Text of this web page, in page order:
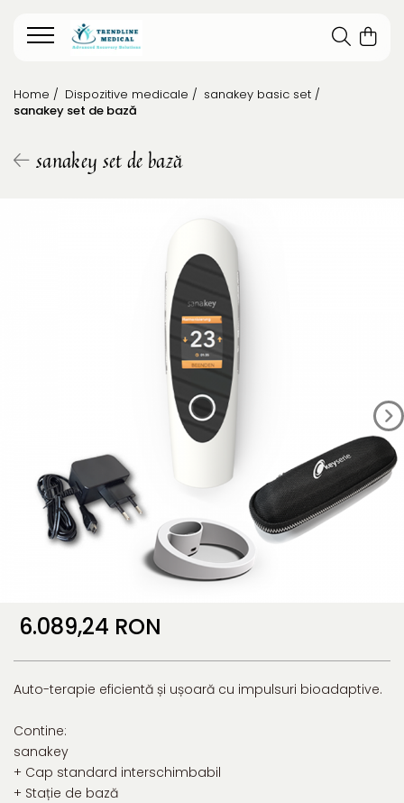
Home / Dispozitive medicale / sanakey basic set /
sanakey set de bază
sanakey set de bază
6.089,24 RON
Auto-terapie eficientă și ușoară cu impulsuri bioadaptive.
Contine:
sanakey
+ Cap standard interschimbabil
+ Stație de bază